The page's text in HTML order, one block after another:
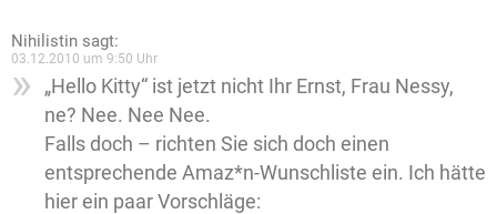
Nihilistin sagt:
03.12.2010 um 9:50 Uhr
„Hello Kitty“ ist jetzt nicht Ihr Ernst, Frau Nessy,
ne? Nee. Nee Nee.
Falls doch – richten Sie sich doch einen
entsprechende Amaz*n-Wunschliste ein. Ich hätte
hier ein paar Vorschläge: